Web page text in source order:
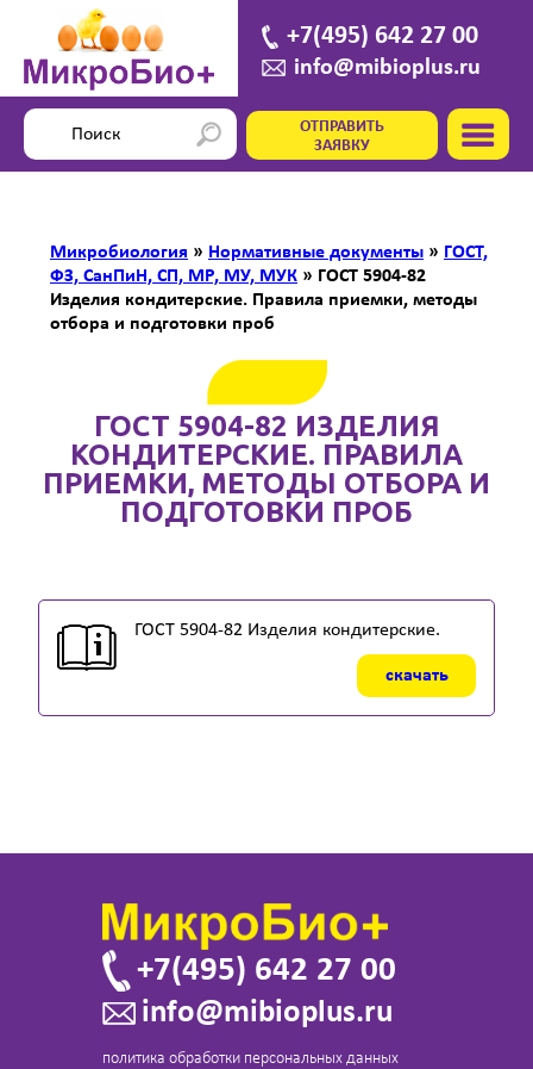
+7(495) 642 27 00
info@mibioplus.ru
ОТПРАВИТЬ
ЗАЯВКУ
Микробиология » Нормативные документы » ГОСТ,
ФЗ, СанПиН, СП, МР, МУ, МУК » ГОСТ 5904-82
Изделия кондитерские. Правила приемки, методы
отбора и подготовки проб
ГОСТ 5904-82 ИЗДЕЛИЯ
КОНДИТЕРСКИЕ. ПРАВИЛА
ПРИЕМКИ, МЕТОДЫ ОТБОРА И
ПОДГОТОВКИ ПРОБ
ГОСТ 5904-82 Изделия кондитерские.
скачать
+7(495) 642 27 00
info@mibioplus.ru
политика обработки персональных данных